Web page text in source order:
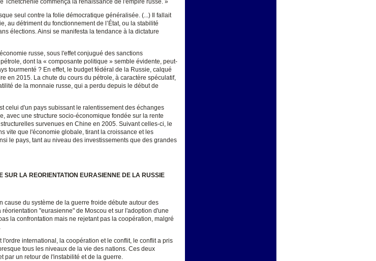
Tchétchénie commença la renaissance de l'empire russe. »
seul contre la folie démocratique généralisée. (...) Il fallait
au détriment du fonctionnement de l’État, ou la stabilité
élections. Ainsi se manifesta la tendance à la dictature
russe, sous l'effet conjugué des sanctions
dont la « composante politique » semble évidente, peut-
tourmenté ? En effet, le budget fédéral de la Russie, calqué
en 2015. La chute du cours du pétrole, à caractère spéculatif,
de la monnaie russe, qui a perdu depuis le début de
celui d'un pays subissant le ralentissement des échanges
avec une structure socio-économique fondée sur la rente
survenues en Chine en 2005. Suivant celles-ci, le
vite que l'économie globale, tirant la croissance et les
le pays, tant au niveau des investissements que des grandes
SUR LA REORIENTATION EURASIENNE DE LA RUSSIE
cause du système de la guerre froide débute autour des
"eurasienne" de Moscou et sur l'adoption d'une
la confrontation mais ne rejetant pas la coopération, malgré
international, la coopération et le conflit, le conflit a pris
tous les niveaux de la vie des nations. Ces deux
par un retour de l'instabilité et de la guerre.